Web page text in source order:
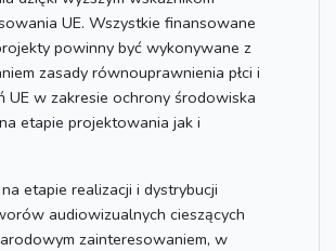
UE. Wszystkie finansowane
powinny być wykonywane z
zasady równouprawnienia płci i
UE w zakresie ochrony środowiska
etapie projektowania jak i
etapie realizacji i dystrybucji
audiowizualnych cieszących
zainteresowaniem, w